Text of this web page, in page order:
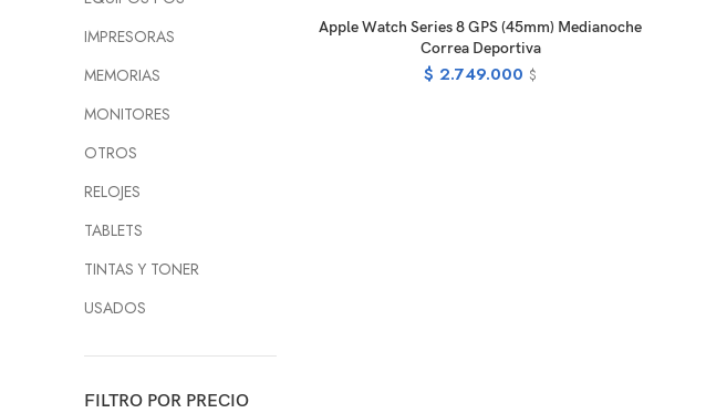
IMPRESORAS
MEMORIAS
MONITORES
OTROS
RELOJES
TABLETS
TINTAS Y TONER
USADOS
FILTRO POR PRECIO
READ MORE
Apple Watch Series 8 GPS (45mm) Medianoche
Correa Deportiva
$ 2.749.000 $